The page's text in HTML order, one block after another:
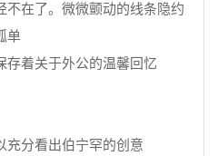
不在了。微微颤动的线条隐约
单
存着关于外公的温馨回忆
分看出伯宁罕的创意